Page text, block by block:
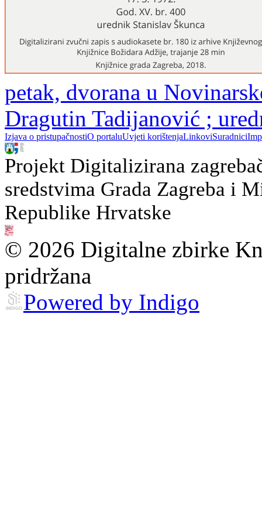
petak, dvorana u
Dragutin Tadijanović ;
Izjava o pristupačnostiO portaluUvjeti korištenjaLinkoviSuradnici
Projekt Digitalizirana
sredstvima Grada Zagreba i
Republike Hrvatske
© 2026 Digitalne zbirke
pridržana
Powered by Indigo